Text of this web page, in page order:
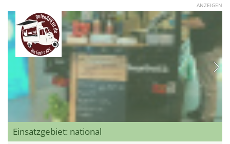
ANZEIGEN
Einsatzgebiet: national